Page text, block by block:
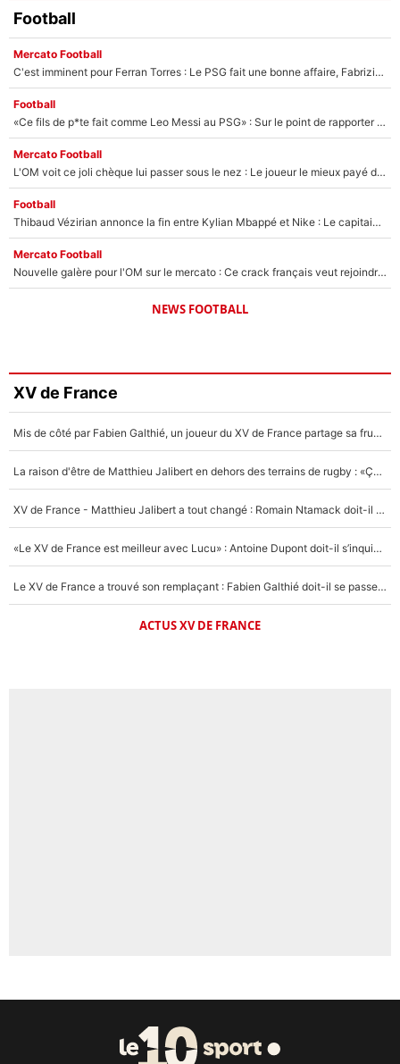
Football
Mercato Football
C'est imminent pour Ferran Torres : Le PSG fait une bonne affaire, Fabrizio Romano révèle le vrai prix du joueur !
Football
«Ce fils de p*te fait comme Leo Messi au PSG» : Sur le point de rapporter gros à l'OM, Facundo Medina raconte son clash avec des supporters !
Mercato Football
L'OM voit ce joli chèque lui passer sous le nez : Le joueur le mieux payé du club refuse de partir, son transfert est annulé à la dernière minute !
Football
Thibaud Vézirian annonce la fin entre Kylian Mbappé et Nike : Le capitaine de l'équipe de France lui répond sur Instagram !
Mercato Football
Nouvelle galère pour l'OM sur le mercato : Ce crack français veut rejoindre le PSG, il a déjà donné son accord pour signer à Paris !
NEWS FOOTBALL
XV de France
Mis de côté par Fabien Galthié, un joueur du XV de France partage sa frustration : «ils ne me l’ont pas dit tout de suite»
La raison d'être de Matthieu Jalibert en dehors des terrains de rugby : «Ça m'atteint autant que si tu touches à un membre de ma famille»
XV de France - Matthieu Jalibert a tout changé : Romain Ntamack doit-il s’inquiéter pour sa place à un an de la Coupe du monde ?
«Le XV de France est meilleur avec Lucu» : Antoine Dupont doit-il s’inquiéter pour sa place ?
Le XV de France a trouvé son remplaçant : Fabien Galthié doit-il se passer d'Antoine Dupont ?
ACTUS XV DE FRANCE